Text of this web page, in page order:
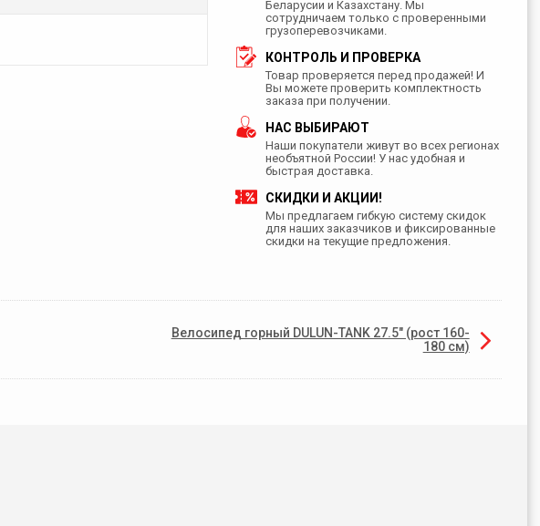
Беларусии и Казахстану. Мы
сотрудничаем только с проверенными
грузоперевозчиками.
КОНТРОЛЬ И ПРОВЕРКА
Товар проверяется перед продажей! И
Вы можете проверить комплектность
заказа при получении.
НАС ВЫБИРАЮТ
Наши покупатели живут во всех регионах
необъятной России! У нас удобная и
быстрая доставка.
СКИДКИ И АКЦИИ!
Мы предлагаем гибкую систему скидок
для наших заказчиков и фиксированные
скидки на текущие предложения.
Велосипед горный DULUN-TANK 27.5" (рост 160-
180 см)